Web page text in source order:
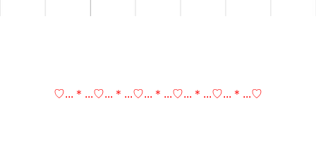
♡...＊...♡...＊...♡...＊...♡...＊...♡...＊...♡